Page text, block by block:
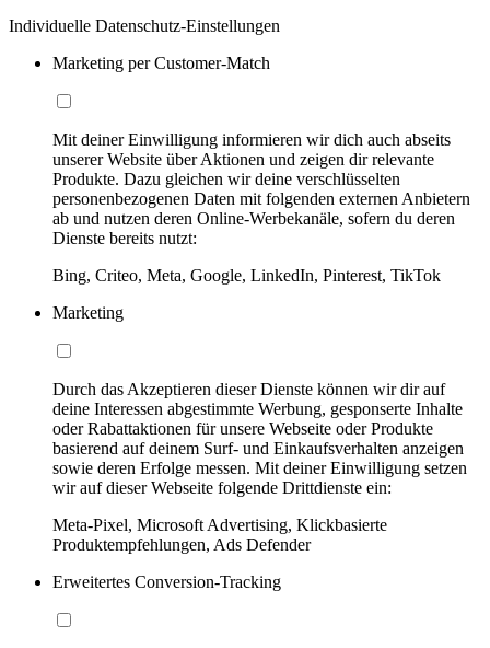
Individuelle Datenschutz-Einstellungen
Marketing per Customer-Match
Mit deiner Einwilligung informieren wir dich auch abseits
unserer Website über Aktionen und zeigen dir relevante
Produkte. Dazu gleichen wir deine verschlüsselten
personenbezogenen Daten mit folgenden externen Anbietern
ab und nutzen deren Online-Werbekanäle, sofern du deren
Dienste bereits nutzt:
Bing, Criteo, Meta, Google, LinkedIn, Pinterest, TikTok
Marketing
Durch das Akzeptieren dieser Dienste können wir dir auf
deine Interessen abgestimmte Werbung, gesponserte Inhalte
oder Rabattaktionen für unsere Webseite oder Produkte
basierend auf deinem Surf- und Einkaufsverhalten anzeigen
sowie deren Erfolge messen. Mit deiner Einwilligung setzen
wir auf dieser Webseite folgende Drittdienste ein:
Meta-Pixel, Microsoft Advertising, Klickbasierte
Produktempfehlungen, Ads Defender
Erweitertes Conversion-Tracking